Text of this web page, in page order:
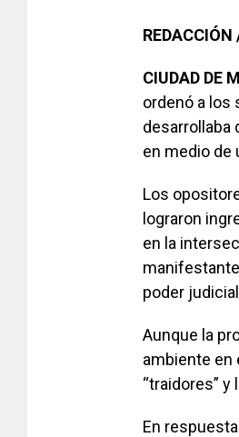
CIUDAD DE
ordenó a los
desarrollaba
en medio de
Los
lograron
en la
poder judicial
Aunque la
ambiente en
“traidores”
En